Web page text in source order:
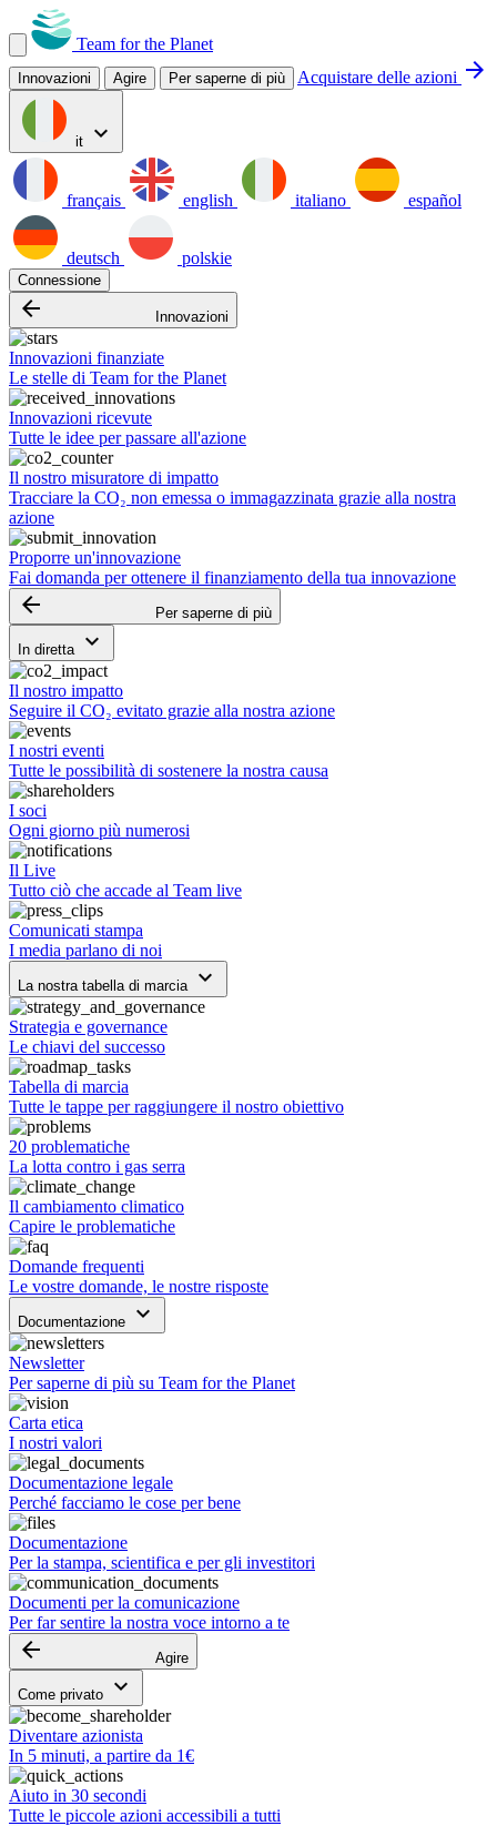
Team for the Planet
Innovazioni Agire Per saperne di più Acquistare delle azioni arrow_forward
it expand_more
français english italiano español
deutsch polskie
Connessione
arrow_backward Innovazioni
Innovazioni finanziate
Le stelle di Team for the Planet
Innovazioni ricevute
Tutte le idee per passare all'azione
Il nostro misuratore di impatto
Tracciare la CO₂ non emessa o immagazzinata grazie alla nostra
azione
Proporre un'innovazione
Fai domanda per ottenere il finanziamento della tua innovazione
arrow_backward Per saperne di più
In diretta keyboard_arrow_down
Il nostro impatto
Seguire il CO₂ evitato grazie alla nostra azione
I nostri eventi
Tutte le possibilità di sostenere la nostra causa
I soci
Ogni giorno più numerosi
Il Live
Tutto ciò che accade al Team live
Comunicati stampa
I media parlano di noi
La nostra tabella di marcia keyboard_arrow_down
Strategia e governance
Le chiavi del successo
Tabella di marcia
Tutte le tappe per raggiungere il nostro obiettivo
20 problematiche
La lotta contro i gas serra
Il cambiamento climatico
Capire le problematiche
Domande frequenti
Le vostre domande, le nostre risposte
Documentazione keyboard_arrow_down
Newsletter
Per saperne di più su Team for the Planet
Carta etica
I nostri valori
Documentazione legale
Perché facciamo le cose per bene
Documentazione
Per la stampa, scientifica e per gli investitori
Documenti per la comunicazione
Per far sentire la nostra voce intorno a te
arrow_backward Agire
Come privato keyboard_arrow_down
Diventare azionista
In 5 minuti, a partire da 1€
Aiuto in 30 secondi
Tutte le piccole azioni accessibili a tutti